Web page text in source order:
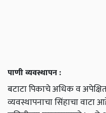
पाणी व्यवस्थापन :
बटाटा पिकाचे अधिक व
व्यवस्थापनाचा सिंहाचा